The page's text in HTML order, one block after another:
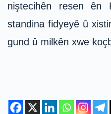
niştecihên resen ên
standina fidyeyê û
gund û milkên xwe